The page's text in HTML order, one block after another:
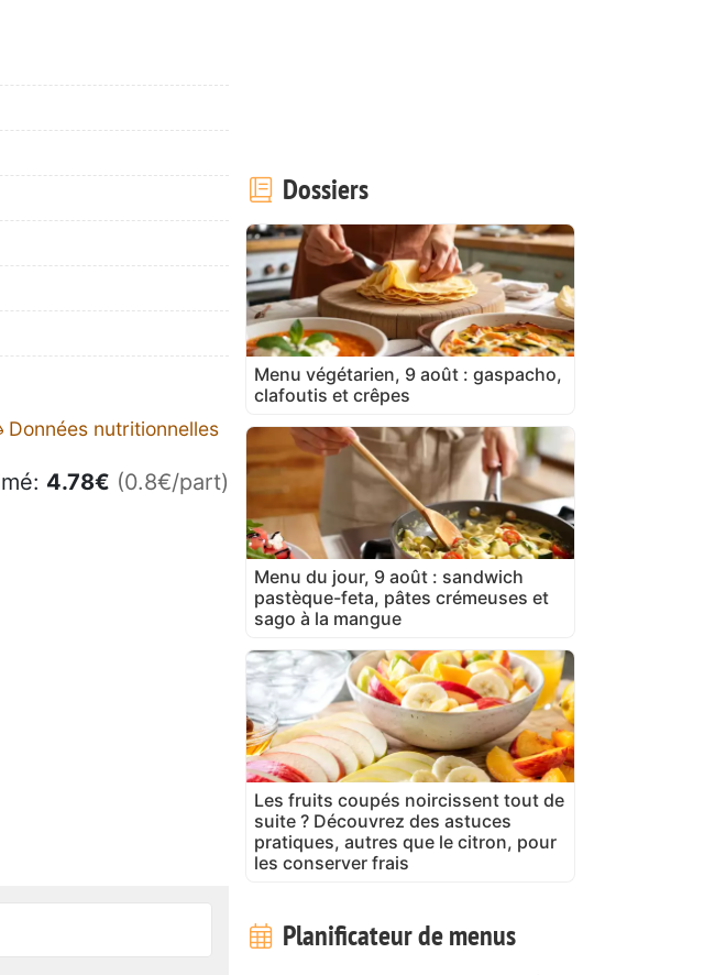
Données nutritionnelles
4.78€ (0.8€/part)
Dossiers
Menu végétarien, 9 août : gaspacho,
clafoutis et crêpes
Menu du jour, 9 août : sandwich
pastèque-feta, pâtes crémeuses et
sago à la mangue
Les fruits coupés noircissent tout de
suite ? Découvrez des astuces
pratiques, autres que le citron, pour
les conserver frais
Planificateur de menus